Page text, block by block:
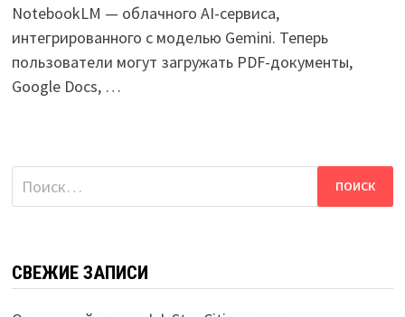
NotebookLM — облачного AI-сервиса,
интегрированного с моделью Gemini. Теперь
пользователи могут загружать PDF-документы,
Google Docs, …
Найти:
СВЕЖИЕ ЗАПИСИ